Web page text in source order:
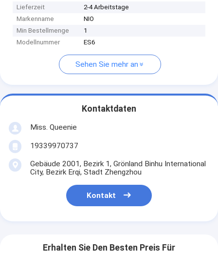
Lieferzeit
2-4 Arbeitstage
Markenname
NIO
Min Bestellmenge
1
Modellnummer
ES6
Sehen Sie mehr an
Kontaktdaten
Miss. Queenie
19339970737
Gebäude 2001, Bezirk 1, Grönland Binhu International
City, Bezirk Erqi, Stadt Zhengzhou
Kontakt
Erhalten Sie Den Besten Preis Für